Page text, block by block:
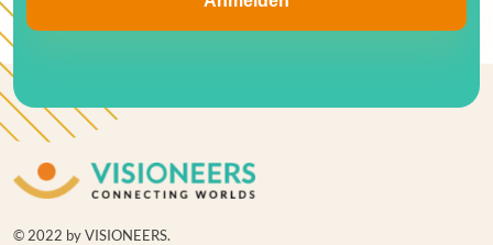
© 2022 by VISIONEERS.